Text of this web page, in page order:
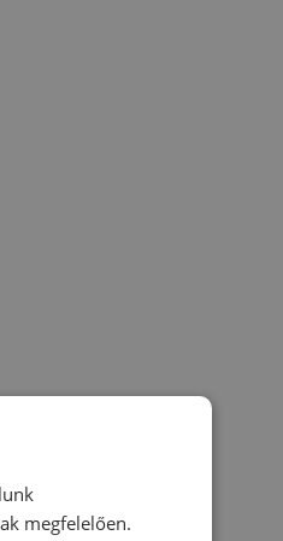
megfelelően.